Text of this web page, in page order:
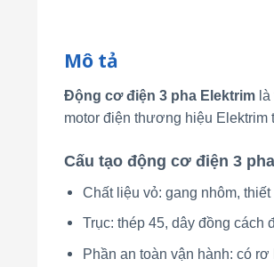
Mô tả
Động cơ điện 3 pha Elektrim
motor điện thương hiệu Elektrim
Cấu tạo động cơ điện 3
Chất liệu vỏ: gang nhôm,
Trục: thép 45, dây đồng cách
Phần an toàn vận hành: có